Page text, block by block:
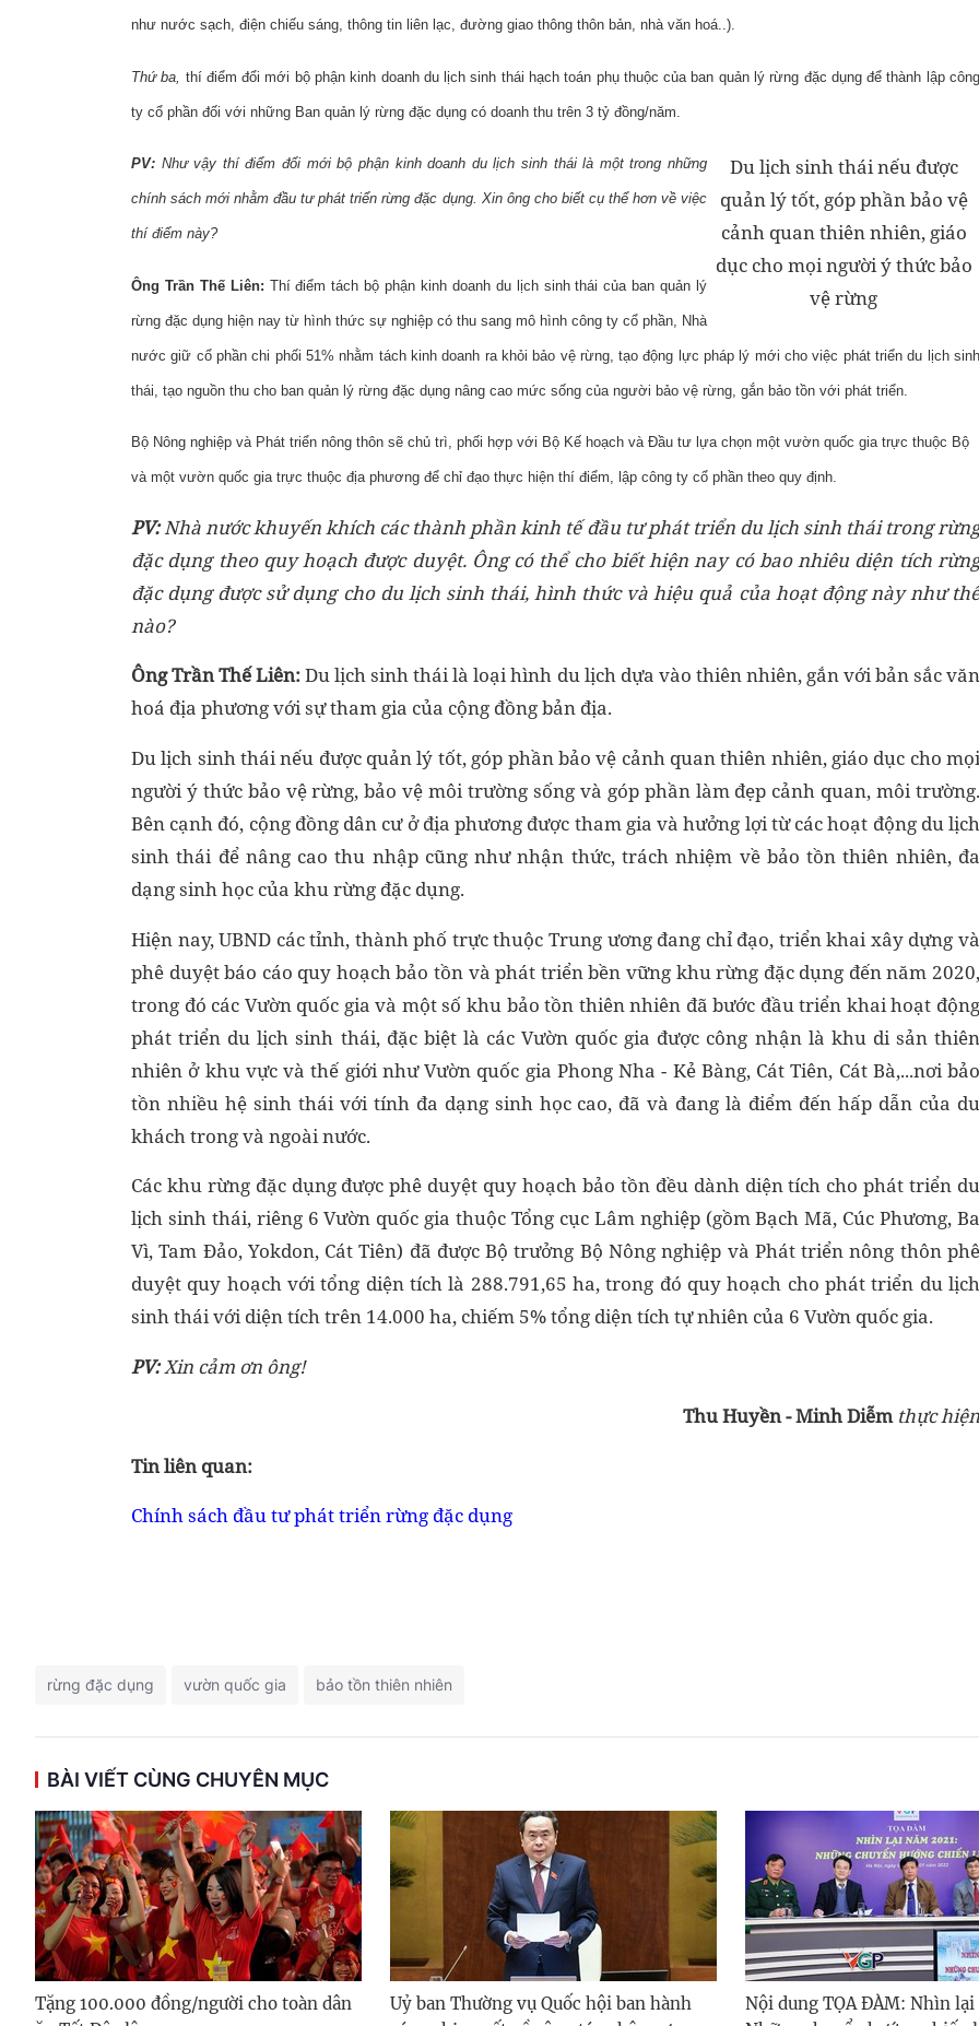
như nước sạch, điện chiếu sáng, thông tin liên lạc, đường giao thông thôn bản, nhà văn hoá..).
Thứ ba, thí điểm đổi mới bộ phận kinh doanh du lịch sinh thái hạch toán phụ thuộc của ban quản lý rừng đặc dụng để thành lập công
ty cổ phần đối với những Ban quản lý rừng đặc dụng có doanh thu trên 3 tỷ đồng/năm.
Du lịch sinh thái nếu được
quản lý tốt, góp phần bảo vệ
cảnh quan thiên nhiên, giáo
dục cho mọi người ý thức bảo
vệ rừng
PV: Như vậy thí điểm đổi mới bộ phận kinh doanh du lịch sinh thái là một trong những
chính sách mới nhằm đầu tư phát triển rừng đặc dụng. Xin ông cho biết cụ thể hơn về việc
thí điểm này?
Ông Trần Thế Liên: Thí điểm tách bộ phận kinh doanh du lịch sinh thái của ban quản lý
rừng đặc dụng hiện nay từ hình thức sự nghiệp có thu sang mô hình công ty cổ phần, Nhà
nước giữ cổ phần chi phối 51% nhằm tách kinh doanh ra khỏi bảo vệ rừng, tạo động lực pháp lý mới cho việc phát triển du lịch sinh
thái, tạo nguồn thu cho ban quản lý rừng đặc dụng nâng cao mức sống của người bảo vệ rừng, gắn bảo tồn với phát triển.
Bộ Nông nghiệp và Phát triển nông thôn sẽ chủ trì, phối hợp với Bộ Kế hoạch và Đầu tư lựa chọn một vườn quốc gia trực thuộc Bộ
và một vườn quốc gia trực thuộc địa phương để chỉ đạo thực hiện thí điểm, lập công ty cổ phần theo quy định.
PV:Nhà nước khuyến khích các thành phần kinh tế đầu tư phát triển du lịch sinh thái trong rừng
đặc dụng theo quy hoạch được duyệt. Ông có thể cho biết hiện nay có bao nhiêu diện tích rừng
đặc dụng được sử dụng cho du lịch sinh thái, hình thức và hiệu quả của hoạt động này như thế
nào?
Ông Trần Thế Liên:Du lịch sinh thái là loại hình du lịch dựa vào thiên nhiên, gắn với bản sắc văn
hoá địa phương với sự tham gia của cộng đồng bản địa.
Du lịch sinh thái nếu được quản lý tốt, góp phần bảo vệ cảnh quan thiên nhiên, giáo dục cho mọi
người ý thức bảo vệ rừng, bảo vệ môi trường sống và góp phần làm đẹp cảnh quan, môi trường.
Bên cạnh đó, cộng đồng dân cư ở địa phương được tham gia và hưởng lợi từ các hoạt động du lịch
sinh thái để nâng cao thu nhập cũng như nhận thức, trách nhiệm về bảo tồn thiên nhiên, đa
dạng sinh học của khu rừng đặc dụng.
Hiện nay, UBND các tỉnh, thành phố trực thuộc Trung ương đang chỉ đạo, triển khai xây dựng và
phê duyệt báo cáo quy hoạch bảo tồn và phát triển bền vững khu rừng đặc dụng đến năm 2020,
trong đó các Vườn quốc gia và một số khu bảo tồn thiên nhiên đã bước đầu triển khai hoạt động
phát triển du lịch sinh thái, đặc biệt là các Vườn quốc gia được công nhận là khu di sản thiên
nhiên ở khu vực và thế giới như Vườn quốc gia Phong Nha - Kẻ Bàng, Cát Tiên, Cát Bà,...nơi bảo
tồn nhiều hệ sinh thái với tính đa dạng sinh học cao, đã và đang là điểm đến hấp dẫn của du
khách trong và ngoài nước.
Các khu rừng đặc dụng được phê duyệt quy hoạch bảo tồn đều dành diện tích cho phát triển du
lịch sinh thái, riêng 6 Vườn quốc gia thuộc Tổng cục Lâm nghiệp (gồm Bạch Mã, Cúc Phương, Ba
Vì, Tam Đảo, Yokdon, Cát Tiên) đã được Bộ trưởng Bộ Nông nghiệp và Phát triển nông thôn phê
duyệt quy hoạch với tổng diện tích là 288.791,65 ha, trong đó quy hoạch cho phát triển du lịch
sinh thái với diện tích trên 14.000 ha, chiếm 5% tổng diện tích tự nhiên của 6 Vườn quốc gia.
PV:Xin cảm ơn ông!
Thu Huyền - Minh Diễm thực hiện
Tin liên quan:
Chính sách đầu tư phát triển rừng đặc dụng
rừng đặc dụng vườn quốc gia bảo tồn thiên nhiên
BÀI VIẾT CÙNG CHUYÊN MỤC
Tặng 100.000 đồng/người cho toàn dân
Uỷ ban Thường vụ Quốc hội ban hành
Nội dung TỌA ĐÀM: Nhìn lại